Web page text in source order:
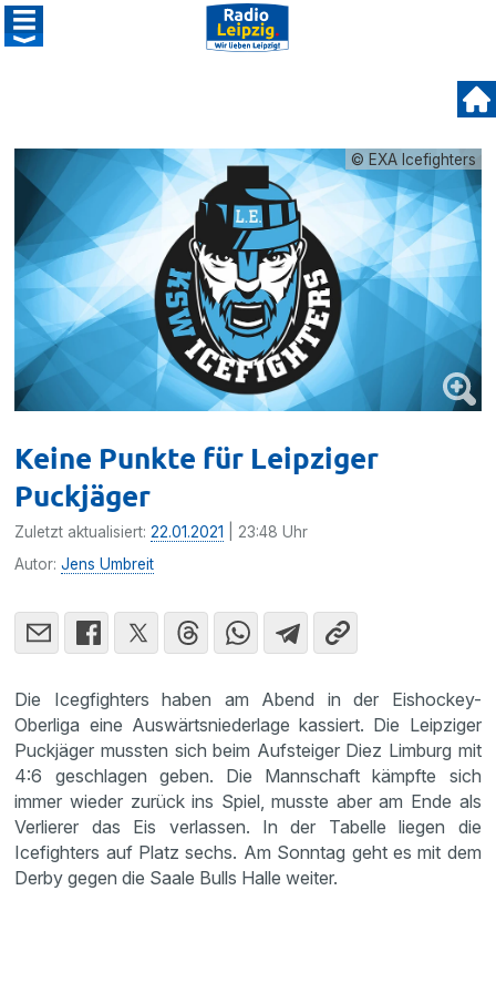
© EXA Icefighters
Keine Punkte für Leipziger
Puckjäger
Zuletzt aktualisiert:22.01.2021
| 23:48 Uhr
Autor:Jens Umbreit
Die Icegfighters haben am Abend in der Eishockey-
Oberliga eine Auswärtsniederlage kassiert. Die Leipziger
Puckjäger mussten sich beim Aufsteiger Diez Limburg mit
4:6 geschlagen geben. Die Mannschaft kämpfte sich
immer wieder zurück ins Spiel, musste aber am Ende als
Verlierer das Eis verlassen. In der Tabelle liegen die
Icefighters auf Platz sechs. Am Sonntag geht es mit dem
Derby gegen die Saale Bulls Halle weiter.